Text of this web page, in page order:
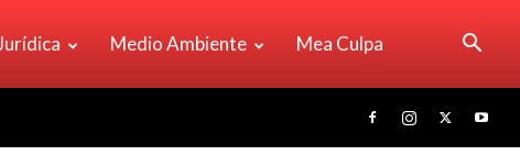
Medio Ambiente Mea Culpa